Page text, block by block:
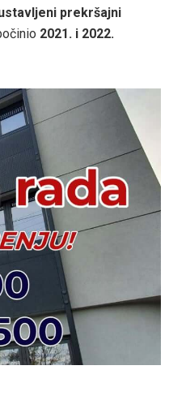
prekršajni
2021. i 2022.